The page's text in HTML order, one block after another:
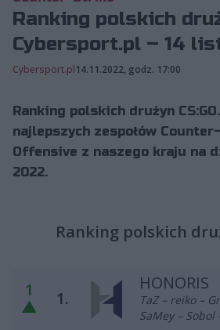
Ranking polskich
Cybersport.pl – 14
Cybersport.pl14.11.2022, godz. 17:00
Ranking polskich drużyn
najlepszych zespołów
Offensive z naszego kraju na
2022.
Ranking polskich
1
▲
1.
HONORIS
TaZ – reiko –
SaMey – Sobol